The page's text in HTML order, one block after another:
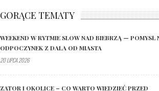
GORĄCE TEMATY
WEEKEND W RYTMIE SLOW NAD BIEBRZĄ — POMYSŁ
ODPOCZYNEK Z DALA OD MIASTA
20 LIPCA 2026
ZATOR I OKOLICE – CO WARTO WIEDZIEĆ PRZED